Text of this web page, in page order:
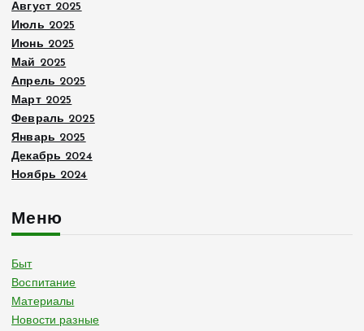
Август 2025
Июль 2025
Июнь 2025
Май 2025
Апрель 2025
Март 2025
Февраль 2025
Январь 2025
Декабрь 2024
Ноябрь 2024
Меню
Быт
Воспитание
Материалы
Новости разные